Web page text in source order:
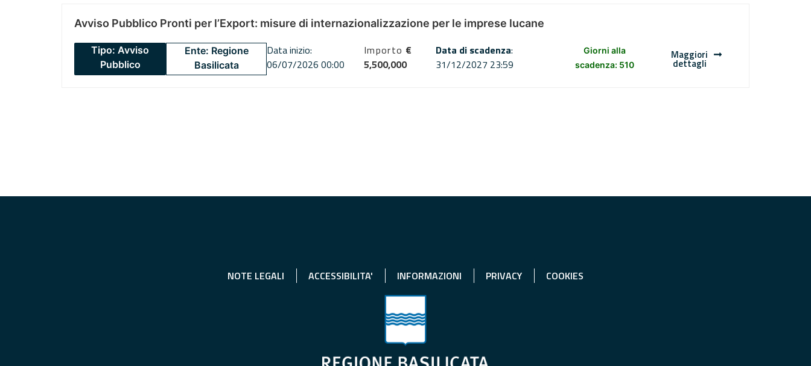
Avviso Pubblico Pronti per l’Export: misure di internazionalizzazione per le imprese lucane
Tipo: Avviso
Pubblico
Ente: Regione
Basilicata
Data inizio:
06/07/2026 00:00
Importo €
5,500,000
Data di scadenza:
31/12/2027 23:59
Giorni alla
scadenza: 510
Maggiori
dettagli
NOTE LEGALI ACCESSIBILITA' INFORMAZIONI PRIVACY COOKIES